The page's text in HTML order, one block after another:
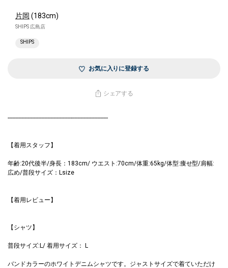
片岡 (183cm)
SHIPS 広島店
SHIPS
お気に入りに登録する
シェアする
------------------------------------------------------------------
【着用スタッフ】
年齢:20代後半/身長：183cm/ ウエスト:70cm/体重:65kg/体型:痩せ型/肩幅:
広め/普段サイズ：Lsize
【着用レビュー】
【シャツ】
普段サイズ:L/ 着用サイズ： L
バンドカラーのホワイトデニムシャツです。ジャストサイズで着ていただけ